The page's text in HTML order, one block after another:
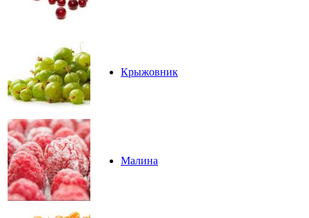
Крыжовник
Малина